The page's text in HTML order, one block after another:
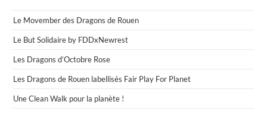
Unissent
Forces
Interview
Odile
Le Movember des Dragons de Rouen
Le But Solidaire by FDDxNewrest
Les Dragons d’Octobre Rose
Les Dragons de Rouen labellisés Fair Play For Planet
Une Clean Walk pour la planète !